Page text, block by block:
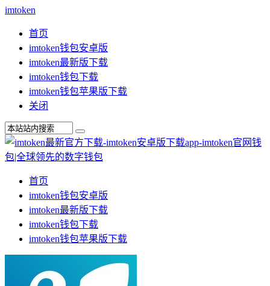
imtoken
首页
imtoken钱包安卓版
imtoken最新版下载
imtoken钱包下载
imtoken钱包苹果版下载
关闭
首页
imtoken钱包安卓版
imtoken最新版下载
imtoken钱包下载
imtoken钱包苹果版下载